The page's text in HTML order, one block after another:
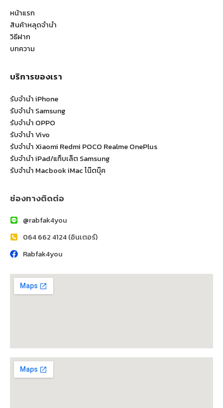
หน้าแรก
สินค้าหลุดจำนำ
วิธีฝาก
บทความ
บริการของเรา
รับจำนำ iPhone
รับจำนำ Samsung
รับจำนำ OPPO
รับจำนำ Vivo
รับจำนำ Xiaomi Redmi POCO Realme OnePlus
รับจำนำ iPad/แท็บเล็ต Samsung
รับจำนำ Macbook iMac โน๊ตบุ๊ค
ช่องทางติดต่อ
@rabfak4you
064 662 4124 (อินเตอร์)
Rabfak4you